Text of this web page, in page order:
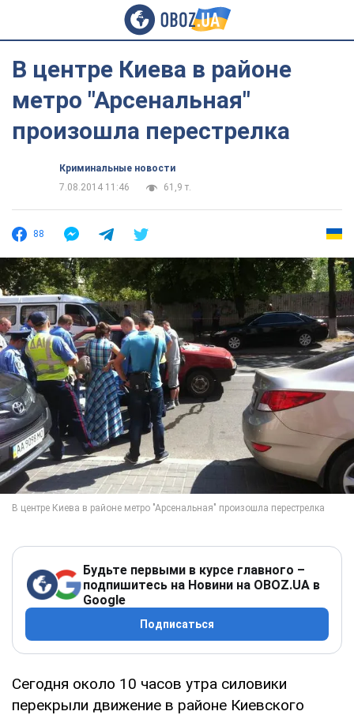
В центре Киева в районе
метро "Арсенальная"
произошла перестрелка
Криминальные новости
7.08.2014 11:46
61,9 т.
88
Будьте первыми в курсе главного –
подпишитесь на Новини на OBOZ.UA в
Google
Подписаться
Сегодня около 10 часов утра силовики
перекрыли движение в районе Киевского